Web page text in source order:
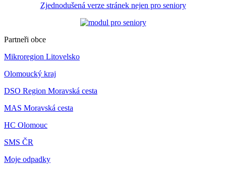
Zjednodušená verze stránek nejen pro seniory
Partneři obce
Mikroregion Litovelsko
Olomoucký kraj
DSO Region Moravská cesta
MAS Moravská cesta
HC Olomouc
SMS ČR
Moje odpadky